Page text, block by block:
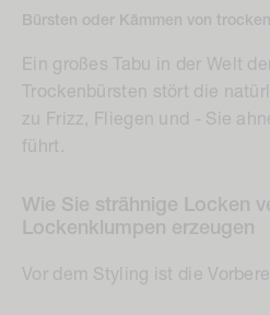
Bürsten oder Kämmen von
Ein großes Tabu in der Welt
Trockenbürsten stört die
zu Frizz, Fliegen und - Sie
führt.
Wie Sie strähnige Locken
Lockenklumpen erzeugen
Vor dem Styling ist die